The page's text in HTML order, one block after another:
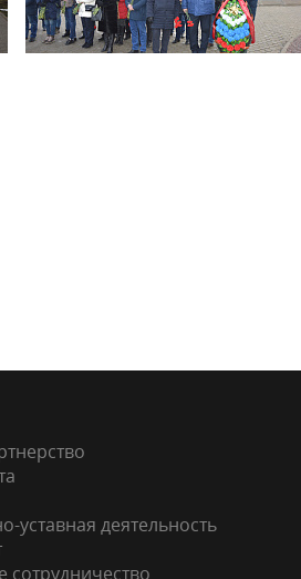
уставная деятельность